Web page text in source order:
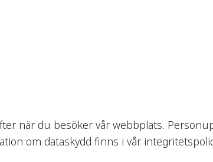
när du besöker vår webbplats.
om dataskydd finns i vår